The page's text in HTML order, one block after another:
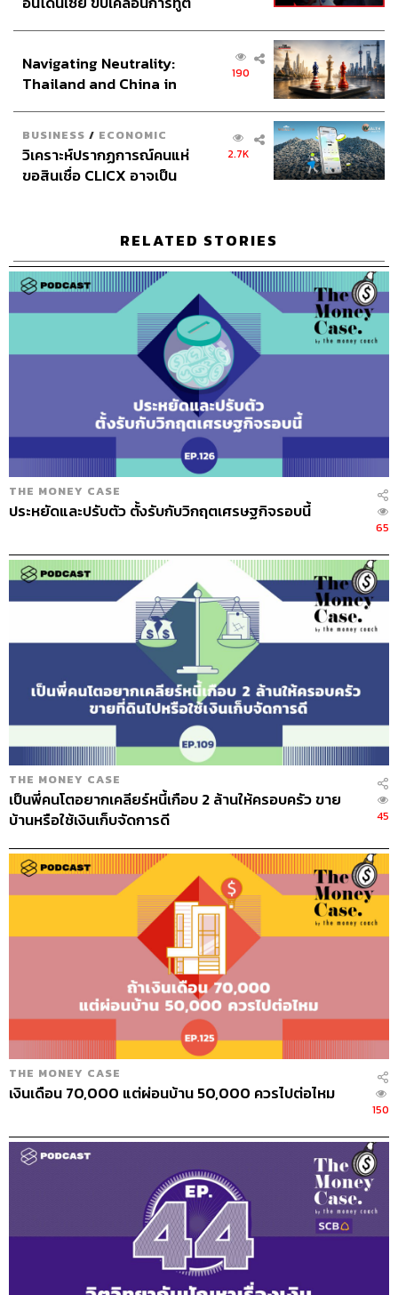
สมมติซื้อ RMF ตั้งแต่เริ่มทำงาน พออายุครบ 55 ปี คือซื้อทุกปี
ไปเรื่อยๆ เงินที่ถอนออกมาตอนอายุ 56 ปี ต้องเอาเงินก้อน
ไหน จะได้ทั้งก้อนไหม
ได้ทั้งก้อนเลย ไม่ว่าจะเป็นก้อนไหน แต่ประเด็นคือเมื่อขาย
แล้ว ขายมาก ขายน้อย ถือว่าขายไปแล้ว สิทธิ์ก็จบแล้ว
แล้ว เงื่อนไขต้องรีเซตใหม่หมด
เริ่มนับ 1 ใหม่ หมายความว่าถ้าคุณอายุ 57 ปี ซื้อ RMF นับปี
แรกใหม่เลย
เพราะฉะนั้นถ้าเป็น RMF ถ้าคุณสะสมตามเงื่อนไขเขาไป
จนถึงอายุ 55 ปี หรือคุณเกษียณ คุณอยากใช้เงิน คุณจะถอน
สามารถถอนได้ทั้งก้อนโดยไม่มีเงื่อนไข แต่เมื่อไรที่ถอน แม้
จะถอน 1 บาท ก็ถือว่าเงื่อนไขนั้นจบแล้ว ถ้าจะทำอะไรต้อง
หลายคนถามว่าก้อนเก่าก็ต้องถือ 5 ปี หรือก้อนเก่าคุณขาย
เมื่อไรก็ได้ แต่ถ้าก้อนใหม่ที่คุณซื้อเข้าไปในปีใหม่ต้องนับ 1
บางคนหงุดหงิด ซื้อผ่านไปแล้ว 1 ปี น้อยกว่าเพื่อน 2% นอน
RMF เขาเปิดโอกาสสามารถปรับเปลี่ยนไปเลือกกองที่เสี่ยงต่ำ
ก็ได้ หรือกองที่เสี่ยงสูงขึ้นกว่าเดิมก็ได้ หรือคุณก็เลือกแบบ
ไหนก็ได้ตามสบาย และได้ทุก บลจ. ด้วย หมายความว่าคุณ
ซื้อ บลจ. สีม่วง แล้วจะย้ายไปอยู่สีเขียว ปีหน้าไปอยู่สีเหลือง
ด้วยเงินก้อนเดียวกัน ย้ายได้ ไปได้หมดเลย ได้หลายสไตล์มาก
แต่ประเด็นคือจะย้ายทำไม ถ้าผลตอบแทนยังถึงเป้าหมายที่
เราวางไว้อยู่ ก็ไม่จำเป็นต้องไปย้ายมัน ยกเว้นอยากได้มากขึ้น
ก็ลองดู แต่ถ้าไม่ได้มีประเด็นอะไรก็ปล่อยไว้เถอะ มันวุ่นวาย
มากในการย้าย คือเวลาย้าย RMF เราต้องไปคุยกับ บลจ. แรก
ก่อนว่าเราจะย้ายออก เขาก็บอกว่าเราต้องไปติดต่อ บลจ.
ใหม่ก่อนนะ พอเราไปที่ บลจ. ใหม่ เขาก็บอกว่าต้องไปคุยกับ
บลจ. เก่ามาก่อนนะ มันเกิดความวุ่นวายแบบนี้ขึ้น
ไม่ครับ
สมมติปีที่แล้วผมซื้อไว้ 50,000 บาทในกอง RMF (1) พอปีถัด
มาผมโยก RMF (1) ไป RMF (2) อย่างนี้ไม่ถือว่าเป็นเงื่อนไข
ของการซื้อ เพราะฉะนั้นคุณต้องมีเงินอีกก้อนที่ซื้อต่างหาก
อย่ามั่ว คุณโยกก็คือโยก มันก็คือเงินก้อนเดิม แต่เงื่อนไขคือ
ซื้อทุกปี อย่างต่ำ 5,000 บาท หรือ 3% อันไหนน้อยกว่าก็เลือก
ปีหนึ่ง 5,000 บาท ตกเดือนละ 400 กว่าบาทเอง น่าจะซื้อกัน
สมมติว่าซื้อ RMF (1) มีอีกก้อนจะซื้อ แล้วเพื่อนบอกว่าผล
ซื้อกอง (3)
ได้หมด จะซื้อกองไหน กี่ บลจ. กี่กอง ภายใน 1 ปี ซื้อได้หมด
เลย ไม่จำเป็นว่าต้องอยู่ บลจ. เดียวกัน ไม่จำเป็น แต่สามารถ
เลือกประเภทต่างๆ กันได้ ไม่ใช่จะต้องกองหุ้นอย่างเดียว
เพราะฉะนั้นเรียกว่าถ้าเป็นการลงทุน คุณจะซื้อกี่กอง อะไร
ก็ได้ แต่ขอให้ภายใต้เงื่อนไขทั้งปีไม่เกิน 15% และถ้าเป็นขั้น
ต่ำ 5,000 บาท หรือ 3% นี่คือสำหรับ RMF แล้วส่วน LTF ย้าย
อินโดนีเซีย
Navigating Neutrality:
Thailand and China in
190
BUSINESS / ECONOMIC
วิเคราะห์ปรากฏการณ์คนแห่
ขอสินเชื่อ CLICX อาจเป็น
2.7K
RELATED STORIES
THE MONEY CASE
ประหยัดและปรับตัว ตั้งรับกับวิกฤตเศรษฐกิจรอบนี้
65
THE MONEY CASE
เป็นพี่คนโตอยากเคลียร์หนี้เกือบ 2 ล้านให้ครอบครัว ขาย
บ้านหรือใช้เงินเก็บจัดการดี
45
THE MONEY CASE
เงินเดือน 70,000 แต่ผ่อนบ้าน 50,000 ควรไปต่อไหม
150